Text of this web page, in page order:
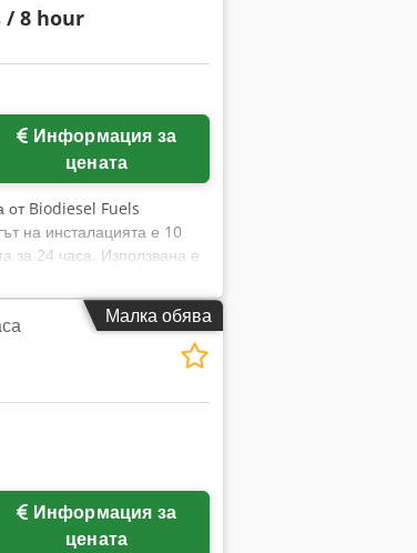
/ 8 hour
цената
от Biodiesel Fuels
на инсталацията е 10
за 24 часа. Използвана е
Ajf Оборудването
(1) съд за подготовка
Малка обява
цената